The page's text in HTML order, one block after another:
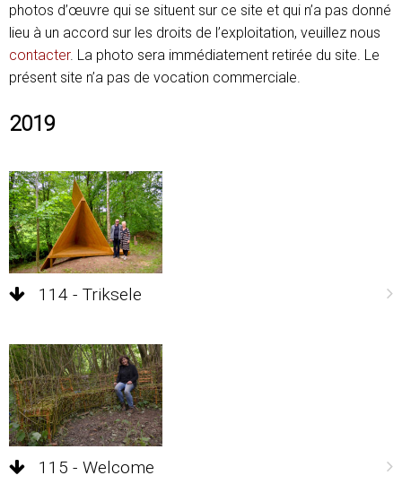
photos d’œuvre qui se situent sur ce site et qui n’a pas donné
lieu à un accord sur les droits de l’exploitation, veuillez nous
contacter. La photo sera immédiatement retirée du site. Le
présent site n’a pas de vocation commerciale.
2019
114 - Triksele
115 - Welcome